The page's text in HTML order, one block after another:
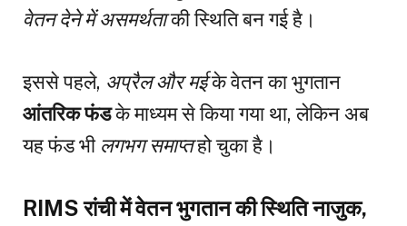
वेतन देने में असमर्थताकी स्थिति बन गई है।
इससे पहले, अप्रैल और मईके वेतन का भुगतान
आंतरिक फंडके माध्यम से किया गया था, लेकिन अब
यह फंड भी लगभग समाप्तहो चुका है।
RIMS रांची में वेतन भुगतान की स्थिति नाजुक,